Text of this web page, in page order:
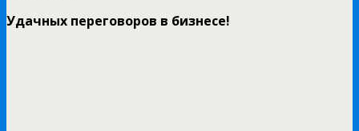
Удачных переговоров в бизнесе!